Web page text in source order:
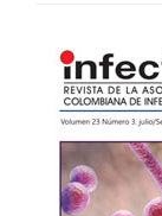
Barra
lateral
del
artículo